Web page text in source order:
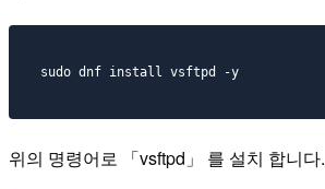
sudo dnf install vsftpd -y
위의 명령어로 「vsftpd」 를 설치 합니다.